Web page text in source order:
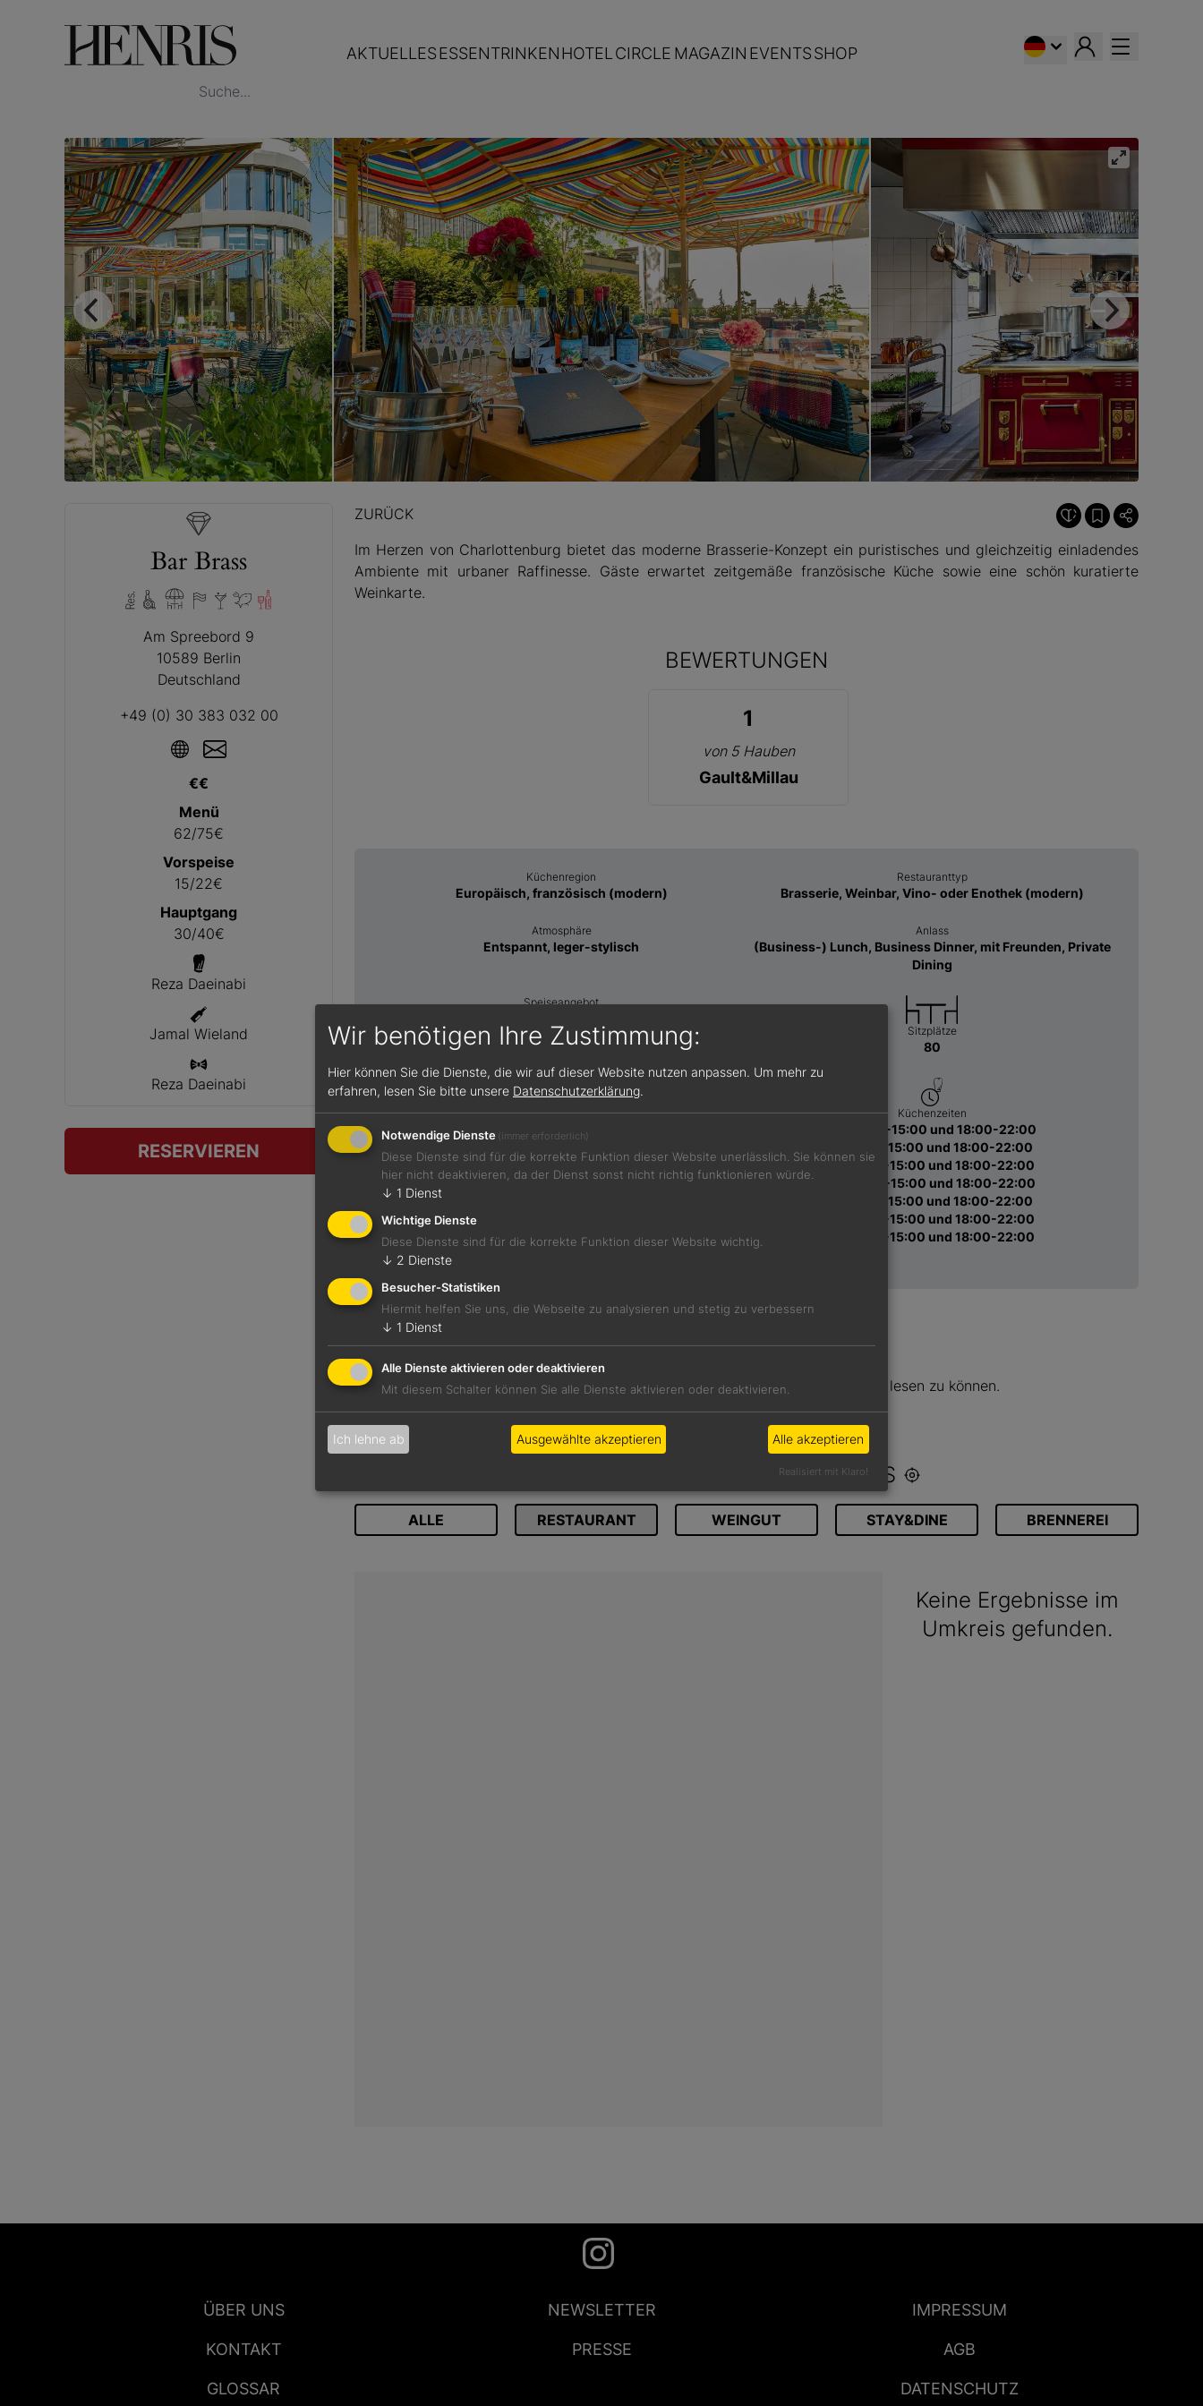
AKTUELLESESSENTRINKENHOTELCIRCLE MAGAZIN EVENTSSHOP
Bar Brass
Am Spreebord 9
10589 Berlin
Deutschland
+49 (0) 30 383 032 00
€€
Menü
62/75€
Vorspeise
15/22€
Hauptgang
30/40€
Reza Daeinabi
Jamal Wieland
Reza Daeinabi
RESERVIEREN
ZURÜCK
Im Herzen von Charlottenburg bietet das moderne Brasserie-Konzept ein puristisches und gleichzeitig einladendes
Ambiente mit urbaner Raffinesse. Gäste erwartet zeitgemäße französische Küche sowie eine schön kuratierte
Weinkarte.
BEWERTUNGEN
1
von 5 Hauben
Gault&Millau
Küchenregion
Europäisch, französisch (modern)
Restauranttyp
Brasserie, Weinbar, Vino- oder Enothek (modern)
Atmosphäre
Entspannt, leger-stylisch
Anlass
(Business-) Lunch, Business Dinner, mit Freunden, Private
Dining
Speiseangebot
Sitzplätze
80
Öffnungszeiten
Mo 12:00-00:00
Mi 12:00-00:00
Do 12:00-00:00
So 12:00-00:00
Küchenzeiten
Mo 12:00-15:00 und 18:00-22:00
Di 12:00-15:00 und 18:00-22:00
Mi 12:00-15:00 und 18:00-22:00
Do 12:00-15:00 und 18:00-22:00
Fr 12:00-15:00 und 18:00-22:00
Sa 12:00-15:00 und 18:00-22:00
So 12:00-15:00 und 18:00-22:00
REZENSION
Werden Sie Circle-Member, um die vollständige Rezension lesen zu können.
Zu unserem Abomodel >>
WEITERE BETRIEBE IM UMKREIS
ALLE RESTAURANT WEINGUT STAY&DINE BRENNEREI
Keine Ergebnisse im
Umkreis gefunden.
ÜBER UNS NEWSLETTER IMPRESSUM
KONTAKT PRESSE AGB
GLOSSAR DATENSCHUTZ
Wir benötigen Ihre Zustimmung:
Hier können Sie die Dienste, die wir auf dieser Website nutzen anpassen. Um mehr zu
erfahren, lesen Sie bitte unsere Datenschutzerklärung.
Notwendige Dienste (immer erforderlich)
Diese Dienste sind für die korrekte Funktion dieser Website unerlässlich. Sie können sie
hier nicht deaktivieren, da der Dienst sonst nicht richtig funktionieren würde.
↓ 1 Dienst
Wichtige Dienste
Diese Dienste sind für die korrekte Funktion dieser Website wichtig.
↓ 2 Dienste
Besucher-Statistiken
Hiermit helfen Sie uns, die Webseite zu analysieren und stetig zu verbessern
↓ 1 Dienst
Alle Dienste aktivieren oder deaktivieren
Mit diesem Schalter können Sie alle Dienste aktivieren oder deaktivieren.
Ich lehne ab Ausgewählte akzeptieren Alle akzeptieren
Realisiert mit Klaro!